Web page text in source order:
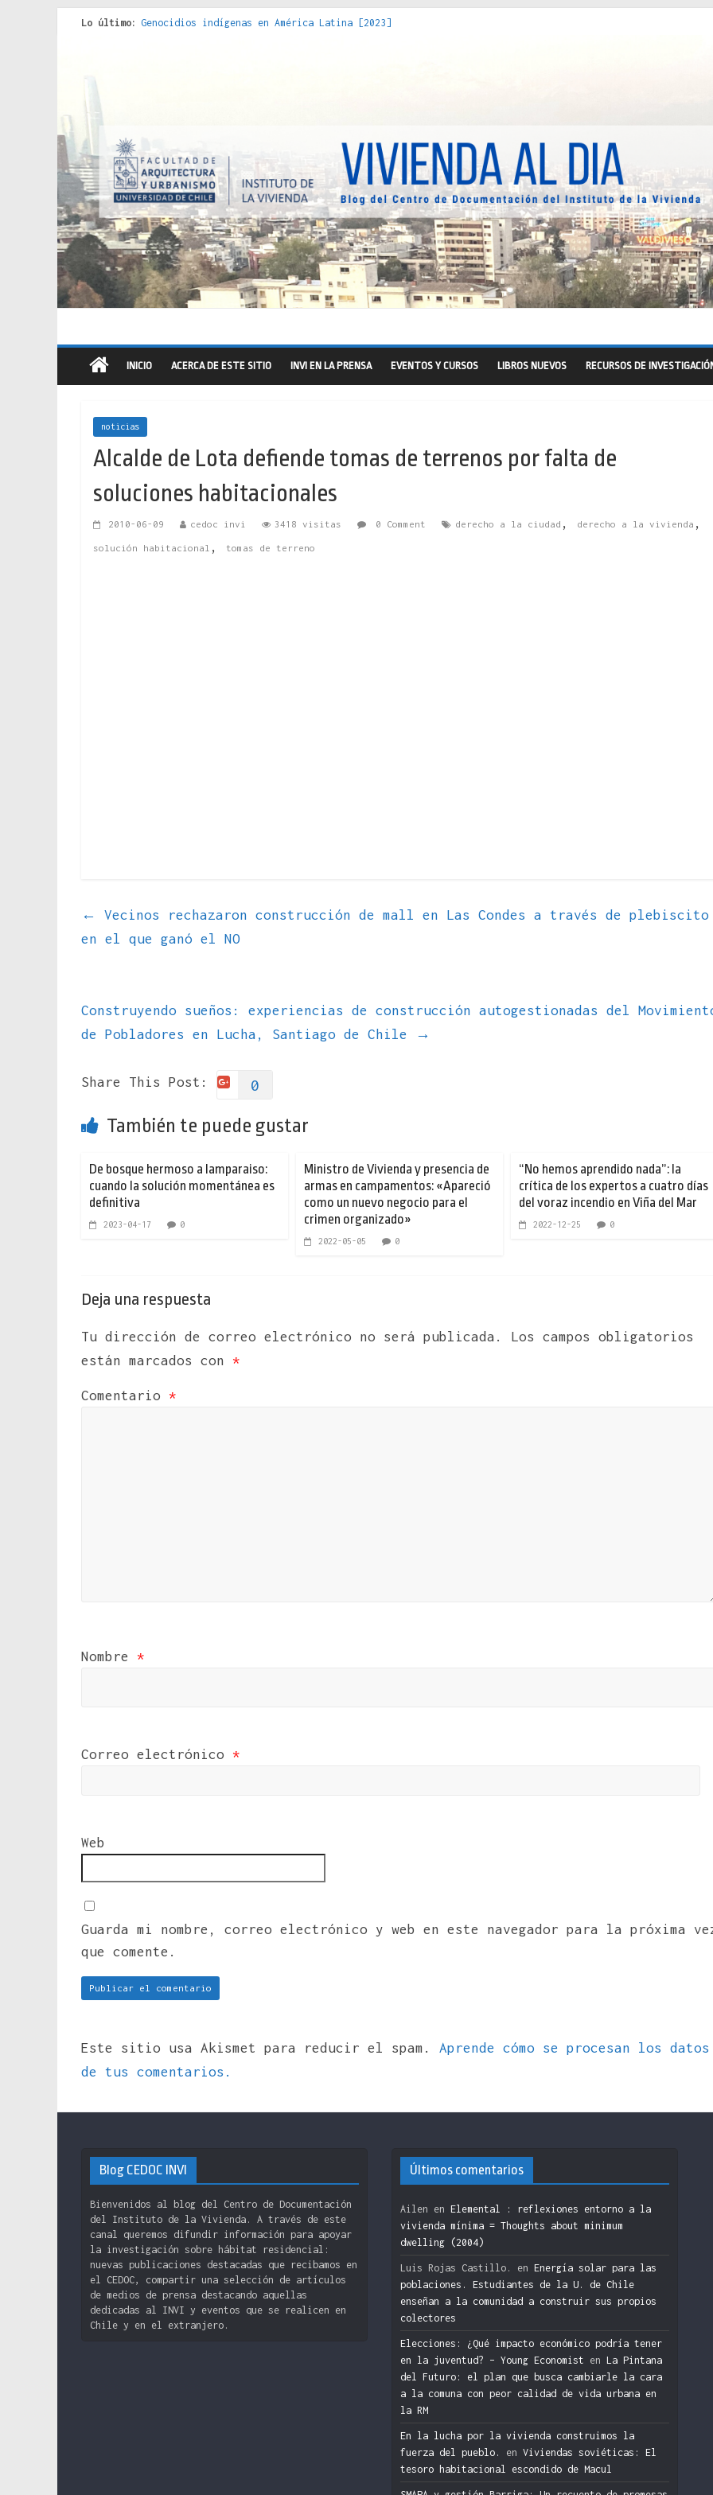
Lo último: Genocidios indígenas en América Latina [2023]
INICIO ACERCA DE ESTE SITIO INVI EN LA PRENSA EVENTOS Y CURSOS LIBROS NUEVOS RECURSOS DE
noticias
Alcalde de Lota defiende tomas de terrenos por falta de
soluciones habitacionales
2010-06-09 cedoc invi 3418 visitas 0 Comment derecho a la ciudad , derecho a la vivienda ,
solución habitacional , tomas de terreno
←
Vecinos rechazaron construcción de mall en Las Condes a través de plebiscito
en el que ganó el NO
Construyendo sueños: experiencias de construcción autogestionadas del
de Pobladores en Lucha, Santiago de Chile
→
Share This Post: 0
También te puede gustar
De bosque hermoso a lamparaiso:
cuando la solución momentánea es
definitiva
2023-04-17 0
Ministro de Vivienda y presencia de
armas en campamentos: «Apareció
como un nuevo negocio para el
crimen organizado»
2022-05-05 0
“No hemos aprendido nada”: la
crítica de los expertos a cuatro días
del voraz incendio en Viña del Mar
2022-12-25 0
Deja una respuesta
Tu dirección de correo electrónico no será publicada.
Los campos obligatorios
están marcados con *
Comentario *
Nombre *
Correo electrónico *
Web
Guarda mi nombre, correo electrónico y web en este navegador para la próxima
que comente.
Este sitio usa Akismet para reducir el spam. Aprende cómo se procesan los datos
de tus comentarios.
Blog CEDOC INVI
Bienvenidos al blog del Centro de Documentación
del Instituto de la Vivienda. A través de este
canal queremos difundir información para apoyar
la investigación sobre hábitat residencial:
nuevas publicaciones destacadas que recibamos en
el CEDOC, compartir una selección de artículos
de medios de prensa destacando aquellas
dedicadas al INVI y eventos que se realicen en
Chile y en el extranjero.
Últimos comentarios
Ailen en Elemental : reflexiones entorno a la
vivienda mínima = Thoughts about minimum
dwelling (2004)
Luis Rojas Castillo. en Energía solar para las
poblaciones. Estudiantes de la U. de Chile
enseñan a la comunidad a construir sus propios
colectores
Elecciones: ¿Qué impacto económico podría tener
en la juventud? – Young Economist en La Pintana
del Futuro: el plan que busca cambiarle la cara
a la comuna con peor calidad de vida urbana en
la RM
En la lucha por la vivienda construimos la
fuerza del pueblo.
en Viviendas soviéticas: El
tesoro habitacional escondido de Macul